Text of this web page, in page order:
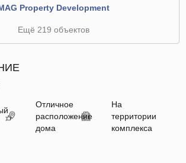
Property Development
Ещё 219 объектов
Отличное
расположение
дома
На
территории
комплекса